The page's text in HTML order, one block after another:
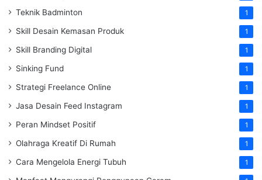
Teknik Badminton 1
Skill Desain Kemasan Produk 1
Skill Branding Digital 1
Sinking Fund 1
Strategi Freelance Online 1
Jasa Desain Feed Instagram 1
Peran Mindset Positif 1
Olahraga Kreatif Di Rumah 1
Cara Mengelola Energi Tubuh 1